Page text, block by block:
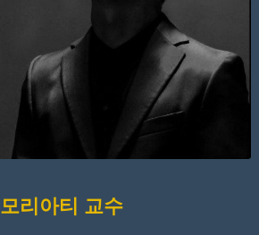
모리아티 교수